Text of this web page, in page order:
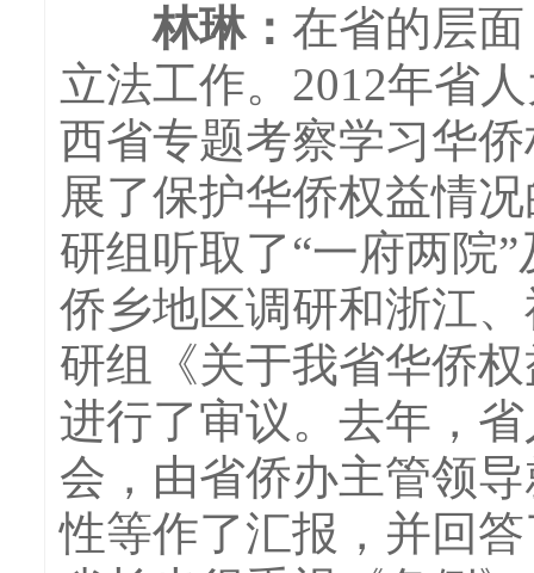
林琳： 在省的层
立法工作。2012年省
西省专题考察学习华
展了保护华侨权益情
研组听取了“一府两院
侨乡地区调研和浙江
研组《关于我省华侨
进行了审议。去年，
会，由省侨办主管领
性等作了汇报，并回